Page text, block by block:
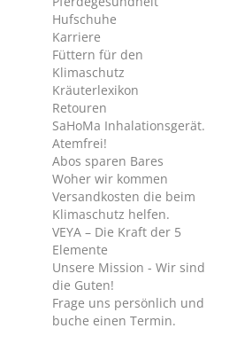
Hufschuhe
Karriere
Füttern für den
Klimaschutz
Kräuterlexikon
Retouren
SaHoMa Inhalationsgerät.
Atemfrei!
Abos sparen Bares
Woher wir kommen
Versandkosten die beim
Klimaschutz helfen.
VEYA – Die Kraft der 5
Elemente
Unsere Mission - Wir sind
die Guten!
Frage uns persönlich und
buche einen Termin.